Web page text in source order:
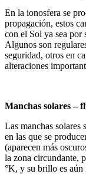
En la ionosfera se
propagación, estos
con el Sol ya sea por
Algunos son
seguridad, otros en
alteraciones
Manchas solares –
Las manchas solares
en las que se
(aparecen más
la zona circundante,
°K, y su brillo es aún